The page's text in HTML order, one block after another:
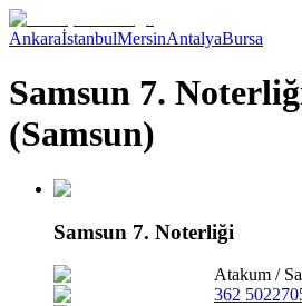
AnkaraİstanbulMersinAntalyaBursa
Samsun 7.
(Samsun)
Samsun 7. Noterliği
Atakum /
362